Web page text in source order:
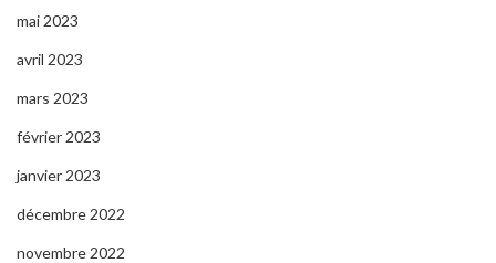
mai 2023
avril 2023
mars 2023
février 2023
janvier 2023
décembre 2022
novembre 2022